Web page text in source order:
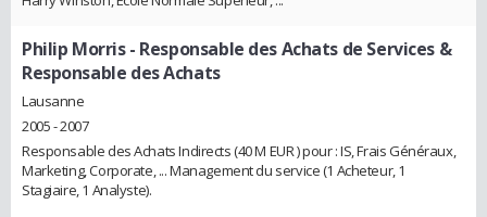
Philip Morris- Responsable des Achats de Services &
Responsable des Achats
Lausanne
2005 - 2007
Responsable des Achats Indirects (40 M EUR ) pour : IS, Frais Généraux,
Marketing, Corporate, ... Management du service (1 Acheteur, 1
Stagiaire, 1 Analyste).